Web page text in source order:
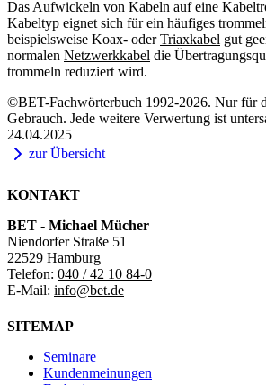
Das Aufwickeln von Kabeln auf eine
Kabeltyp eignet sich für ein häufiges
beispielsweise Koax- oderTriaxkabel gut
normalen Netzwerkkabel die
trommeln reduziert wird.
©BET-Fachwörterbuch 1992-2026. Nur für
Gebrauch. Jede weitere Verwertung ist
24.04.2025
zur Übersicht
KONTAKT
BET - Michael Mücher
Niendorfer Straße 51
22529 Hamburg
Telefon: 040 / 42 10 84-0
E-Mail: info@bet.de
SITEMAP
Seminare
Kundenmeinungen